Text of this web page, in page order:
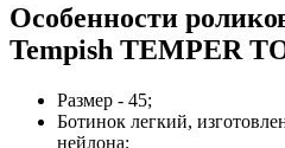
Особенности
Tempish TEMPER
Размер - 45;
Ботинок легкий,
нейлона;